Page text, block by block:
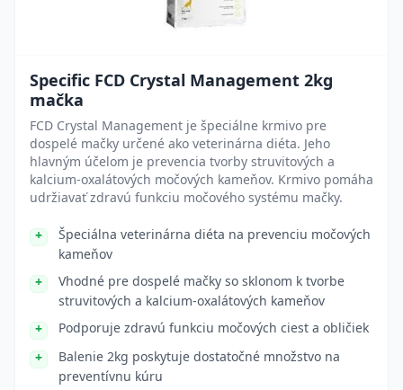
Specific FCD Crystal Management 2kg
mačka
FCD Crystal Management je špeciálne krmivo pre
dospelé mačky určené ako veterinárna diéta. Jeho
hlavným účelom je prevencia tvorby struvitových a
kalcium-oxalátových močových kameňov. Krmivo pomáha
udržiavať zdravú funkciu močového systému mačky.
Špeciálna veterinárna diéta na prevenciu močových
kameňov
Vhodné pre dospelé mačky so sklonom k tvorbe
struvitových a kalcium-oxalátových kameňov
Podporuje zdravú funkciu močových ciest a obličiek
Balenie 2kg poskytuje dostatočné množstvo na
preventívnu kúru